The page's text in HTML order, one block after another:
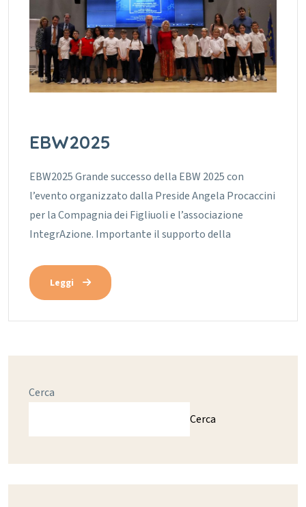
EBW2025
EBW2025 Grande successo della EBW 2025 con
l’evento organizzato dalla Preside Angela Procaccini
per la Compagnia dei Figliuoli e l’associazione
IntegrAzione. Importante il supporto della
Leggi
Cerca
Cerca